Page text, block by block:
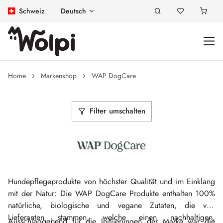
Schweiz Deutsch
Home Markenshop WAP DogCare
Filter umschalten
Hundepflegeprodukte von höchster Qualität und im Einklang
mit der Natur: Die WAP DogCare Produkte enthalten 100%
natürliche, biologische und vegane Zutaten, die von
Lieferanten stammen, welche einen nachhaltigen,